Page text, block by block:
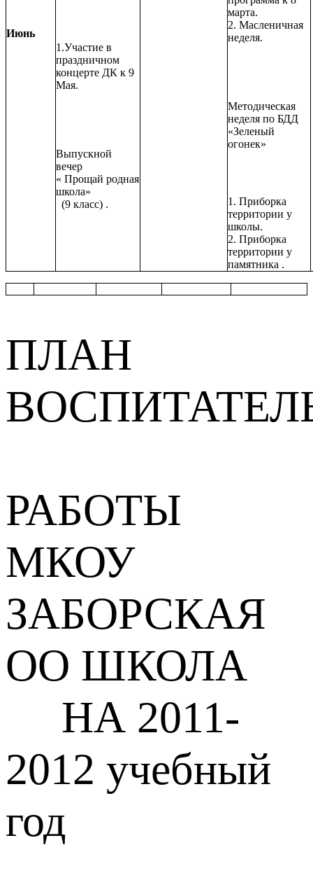
Июнь
1.Участие в
праздничном
концерте ДК к 9
Мая.
Выпускной
вечер
« Прощай родная
школа»
(9 класс) .
марта.
2. Масленичная
неделя.
Методическая
неделя по БДД
«Зеленый
огонек»
1. Приборка
территории у
школы.
2. Приборка
территории у
памятника .
ПЛАН
РАБОТЫ
МКОУ
ЗАБОРСКАЯ
ОО ШКОЛА
НА 2011-
2012 учебный
год